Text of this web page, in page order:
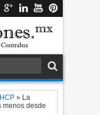
» La
menos desde